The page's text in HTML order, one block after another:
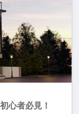
心者必見！